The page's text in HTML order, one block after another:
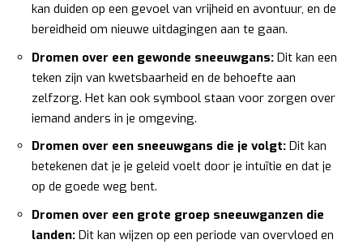
kan duiden op een gevoel van vrijheid en avontuur, en de
bereidheid om nieuwe uitdagingen aan te gaan.
Dromen over een gewonde sneeuwgans: Dit kan een
teken zijn van kwetsbaarheid en de behoefte aan
zelfzorg. Het kan ook symbool staan voor zorgen over
iemand anders in je omgeving.
Dromen over een sneeuwgans die je volgt: Dit kan
betekenen dat je je geleid voelt door je intuïtie en dat je
op de goede weg bent.
Dromen over een grote groep sneeuwganzen die
landen: Dit kan wijzen op een periode van overvloed en